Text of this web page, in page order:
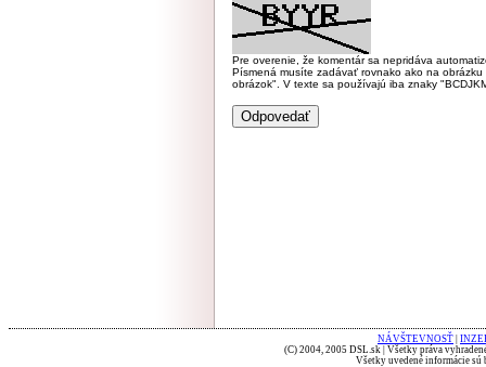
Pre overenie, že komentár sa nepridáva
Písmená musíte zadávať rovnako ako na
obrázok". V texte sa používajú iba znaky
NÁVŠTEVNOSŤ
(C) 2004, 2005 DSL.sk | Všetky práva
Všetky uvedené informácie sú